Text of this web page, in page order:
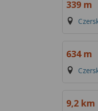
339 m
634 m
9,2 km